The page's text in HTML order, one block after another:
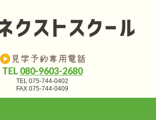
TEL 080-9603-2680
TEL 075-744-0402
FAX 075-744-0409